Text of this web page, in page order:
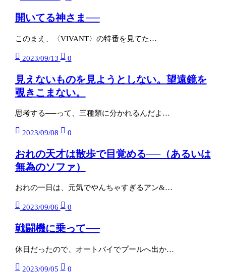
開いてる神さま──
このまえ、〈VIVANT〉の特番を見てた…
2023/09/13 0
見えないものを見ようとしない。望遠鏡を
覗きこまない。
思考する──って、三種類に分かれるんだよ…
2023/09/08 0
おれの天才は散歩で目覚める──（あるいは
無為のソファ）
おれの一日は、元気でやんちゃすぎるアン&…
2023/09/06 0
戦闘機に乗って──
休日だったので、オートバイでプールへ出か…
2023/09/05 0